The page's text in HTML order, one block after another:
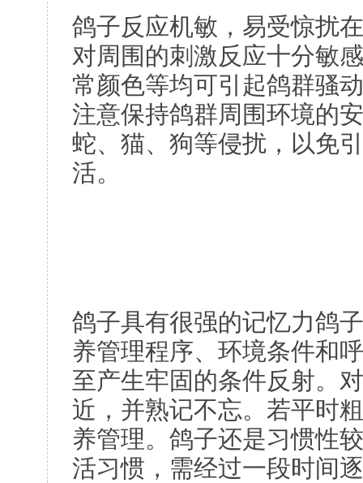
鸽子反应机敏，易受惊扰
对周围的刺激反应十分敏
常颜色等均可引起鸽群骚
注意保持鸽群周围环境的
蛇、猫、狗等侵扰，以免
活。
鸽子具有很强的记忆力鸽
养管理程序、环境条件和
至产生牢固的条件反射。
近，并熟记不忘。若平时
养管理。鸽子还是习惯性
活习惯，需经过一段时间